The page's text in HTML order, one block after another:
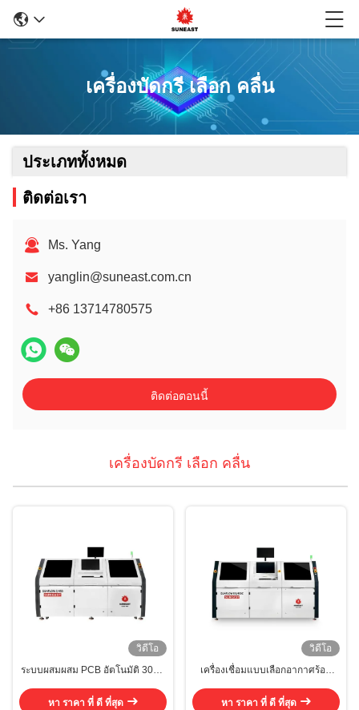
เครื่องบัดกรี เลือก คลื่น
ประเภททั้งหมด
ติดต่อเรา
Ms. Yang
yanglin@suneast.com.cn
+86 13714780575
ติดต่อตอนนี้
เครื่องบัดกรี เลือก คลื่น
วิดีโอ
ระบบผสมผสม PCB อัตโนมัติ 30kw
หา ราคา ที่ ดี ที่สุด
วิดีโอ
เครื่องเชื่อมแบบเลือกอากาศร้อน
หา ราคา ที่ ดี ที่สุด